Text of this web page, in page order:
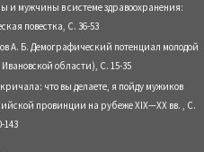
и мужчины в системе здравоохранения:
повестка, С. 36-53
А. Б. Демографический потенциал молодой
области), С. 15-35
что вы делаете, я пойду мужиков
провинции на рубеже XIX—XX вв. , С.
143